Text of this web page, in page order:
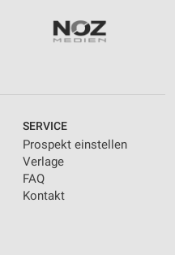
SERVICE
Prospekt einstellen
Verlage
FAQ
Kontakt